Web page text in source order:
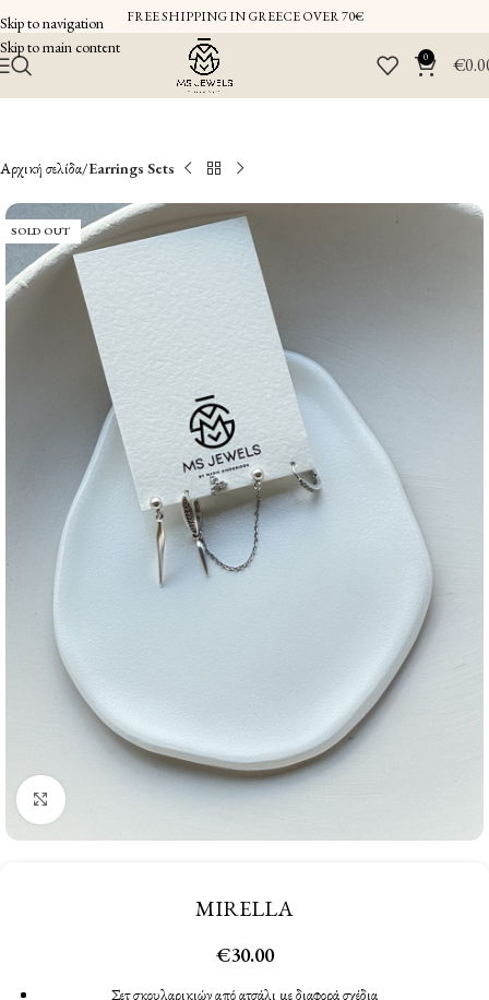
Skip to navigation
Skip to main content
FREE SHIPPING IN GREECE OVER 70€
0 €
Αρχική σελίδα Earrings Sets
SOLD OUT
Click to enlarge
MIRELLA
€30.00
Σετ σκουλαρικιών από ατσάλι με διαφορά σχέδια